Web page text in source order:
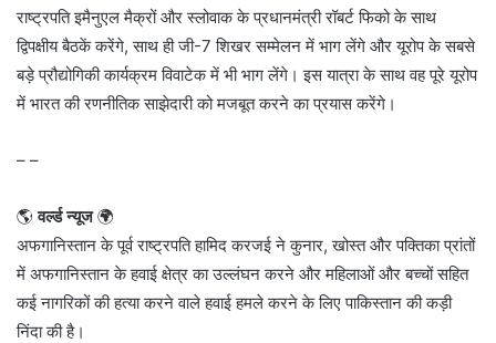
राष्ट्रपति इमैनुएल मैक्रों और स्लोवाक के प्रधानमंत्री रॉबर्ट फिको के साथ
द्विपक्षीय बैठकें करेंगे, साथ ही जी-7 शिखर सम्मेलन में भाग लेंगे और यूरोप के सबसे
बड़े प्रौद्योगिकी कार्यक्रम विवाटेक में भी भाग लेंगे। इस यात्रा के साथ वह पूरे यूरोप
में भारत की रणनीतिक साझेदारी को मजबूत करने का प्रयास करेंगे।
– –
🌎वर्ल्ड न्यूज🌍
अफगानिस्तान के पूर्व राष्ट्रपति हामिद करजई ने कुनार, खोस्त और पक्तिका प्रांतों
में अफगानिस्तान के हवाई क्षेत्र का उल्लंघन करने और महिलाओं और बच्चों सहित
कई नागरिकों की हत्या करने वाले हवाई हमले करने के लिए पाकिस्तान की कड़ी
निंदा की है।